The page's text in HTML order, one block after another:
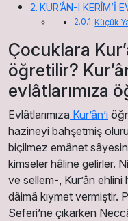
KUR’ÂN-I KERÎM’İ
Küçük
Çocuklara
öğretilir?
evlâtlarımıza
Evlâtlarımıza Kur’ân’ı
hazineyi bahşetmiş
biçilmez emânet
kimseler hâline gelirler.
ve sellem-, Kur’ân
dâimâ kıymet vermiştir.
Seferi’ne çıkarken